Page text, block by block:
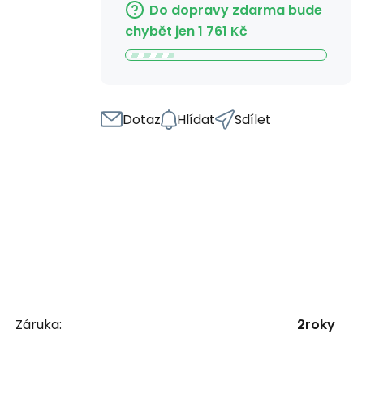
Do dopravy zdarma bude
chybět jen1 761 Kč
Dotaz Hlídat Sdílet
Záruka: 2roky